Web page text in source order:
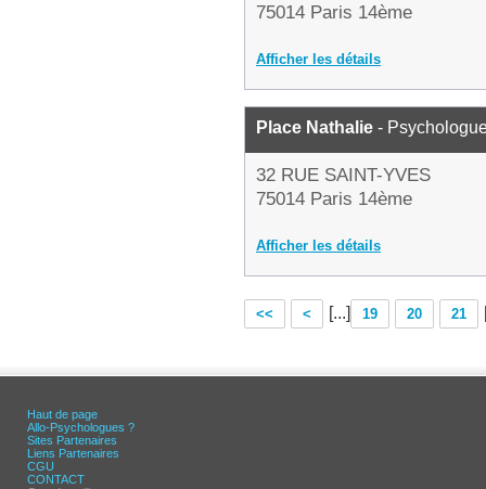
75014 Paris 14ème
Afficher les détails
Place Nathalie -
32 RUE SAINT-YVES
75014 Paris 14ème
Afficher les détails
<< < [...] 19 20 21
Haut de page
Allo-Psychologues ?
Sites Partenaires
Liens Partenaires
CGU
CONTACT